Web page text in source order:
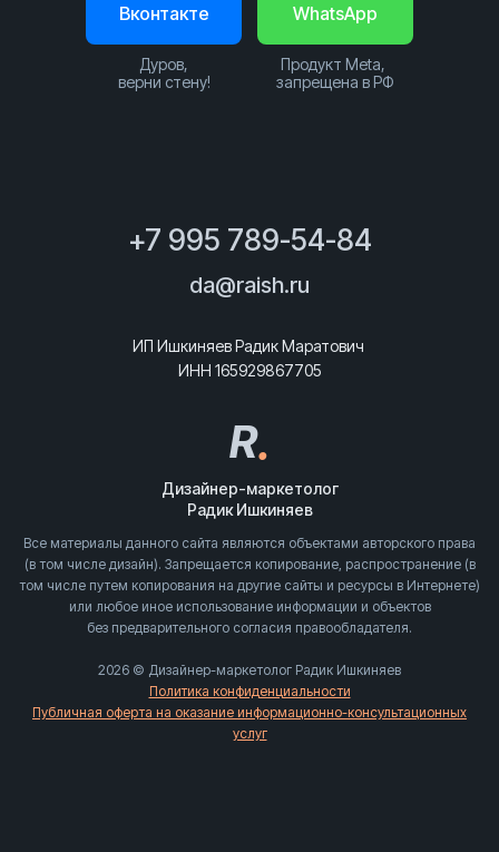
WhatsApp
Продукт Meta,
запрещена в РФ
Вконтакте
Дуров,
верни стену!
+7 995 789-54-84
da@raish.ru
ИП Ишкиняев Радик Маратович
ИНН 165929867705
R.
Дизайнер-маркетолог
Радик Ишкиняев
Все материалы данного сайта являются объектами авторского права
(в том числе дизайн). Запрещается копирование, распространение (в
том числе путем копирования на другие сайты и ресурсы в Интернете)
или любое иное использование информации и объектов
без предварительного согласия правообладателя.
2026 © Дизайнер-маркетолог Радик Ишкиняев
Политика конфиденциальности
Публичная оферта на оказание информационно-консультационных
услуг